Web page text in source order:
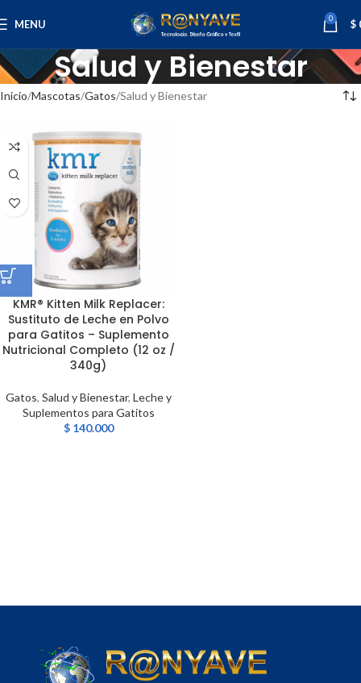
MENU 0 $
Salud y Bienestar
Inicio Mascotas Gatos Salud y Bienestar
KMR® Kitten Milk Replacer:
Sustituto de Leche en Polvo
para Gatitos – Suplemento
Nutricional Completo (12 oz /
340g)
Gatos, Salud y Bienestar, Leche y
Suplementos para Gatitos
$140.000